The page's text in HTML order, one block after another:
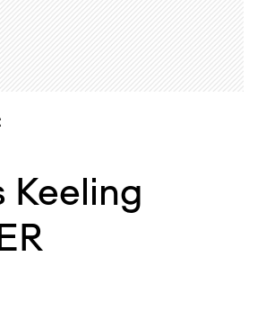
Keeling